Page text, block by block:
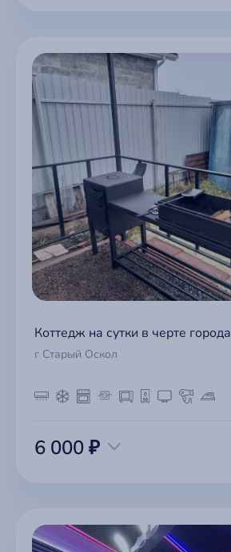
Коттедж на сутки в черте города
г Старый Оскол
6 000 ₽